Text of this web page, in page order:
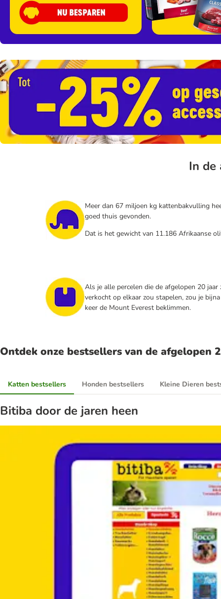
In de
Meer dan 67 miljoen kg kattenbakvulling
goed thuis gevonden.
Dat is het gewicht van 11.186 Afrikaanse
Als je alle percelen die de afgelopen 20 jaar
verkocht op elkaar zou stapelen, zou je
keer de Mount Everest beklimmen.
Ontdek onze bestsellers van de afgelopen
Katten bestsellers Honden bestsellers Kleine Dieren
Bitiba door de jaren heen